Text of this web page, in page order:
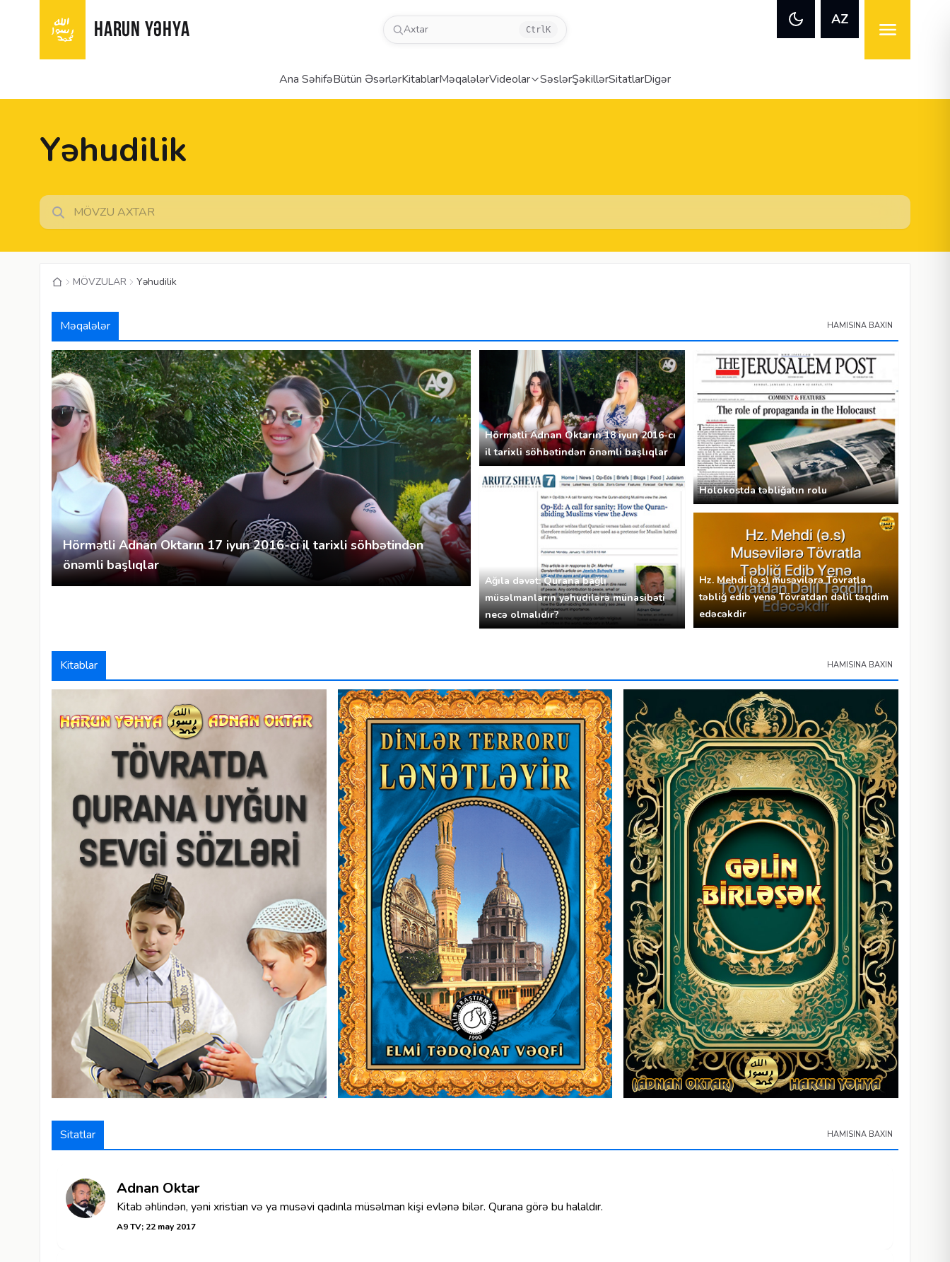
HARUN YƏHYA Axtar Ctrl K
AZ
Ana SəhifəBütün ƏsərlərKitablarMəqalələrVideolar SəslərŞəkillərSitatlarDigər
Yəhudilik
MÖVZULAR Yəhudilik
Məqalələr HAMISINA BAXIN
Hörmətli Adnan Oktarın 17 iyun 2016-cı il tarixli söhbətindən
önəmli başlıqlar
Hörmətli Adnan Oktarın 18 iyun 2016-cı
il tarixli söhbətindən önəmli başlıqlar
Ağıla dəvət: Qurana bağlı
müsəlmanların yəhudilərə münasibəti
necə olmalıdır?
Holokostda təbliğatın rolu
Hz. Mehdi (ə.s) musəvilərə Tövratla
təbliğ edib yenə Tövratdan dəlil təqdim
edəcəkdir
Kitablar HAMISINA BAXIN
Sitatlar HAMISINA BAXIN
Adnan Oktar
Kitab əhlindən, yəni xristian və ya musəvi qadınla müsəlman kişi evlənə bilər. Qurana görə bu halaldır.
A9 TV; 22 may 2017